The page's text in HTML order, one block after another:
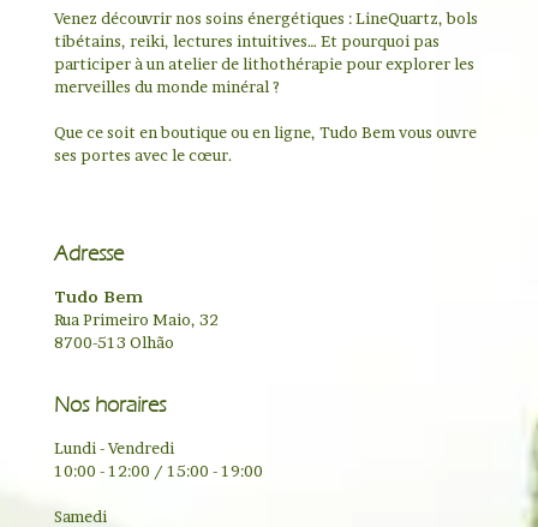
Venez découvrir nos soins énergétiques : LineQuartz, bols
tibétains, reiki, lectures intuitives… Et pourquoi pas
participer à un atelier de lithothérapie pour explorer les
merveilles du monde minéral ?
Que ce soit en boutique ou en ligne, Tudo Bem vous ouvre
ses portes avec le cœur.
Adresse
Tudo Bem
Rua Primeiro Maio, 32
8700-513 Olhão
Nos horaires
Lundi - Vendredi
10:00 - 12:00 / 15:00 - 19:00
Samedi